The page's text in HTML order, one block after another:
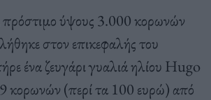
πρόστιμο ύψους 3.000 κορωνών
στον επικεφαλής του
ένα ζευγάρι γυαλιά ηλίου Hugo
κορωνών (περί τα 100 ευρώ) από